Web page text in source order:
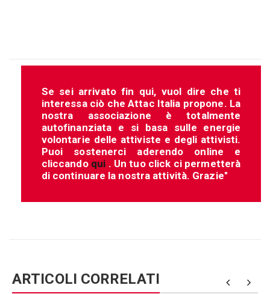
Se sei arrivato fin qui, vuol dire che ti
interessa ciò che Attac Italia propone. La
nostra associazione è totalmente
autofinanziata e si basa sulle energie
volontarie delle attiviste e degli attivisti.
Puoi sostenerci aderendo online e
cliccando qui . Un tuo click ci permetterà
di continuare la nostra attività. Grazie"
ARTICOLI CORRELATI